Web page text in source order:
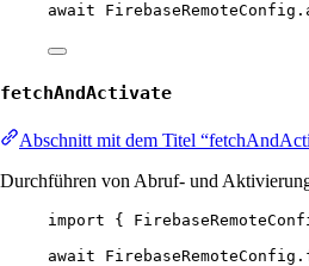
await FirebaseRemoteConfig.
fetchAndActivate
Abschnitt mit dem Titel
Durchführen von Abruf- und
import {
await FirebaseRemoteConfig.